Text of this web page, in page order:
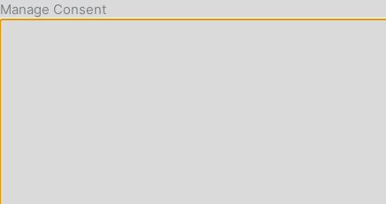
Manage Consent